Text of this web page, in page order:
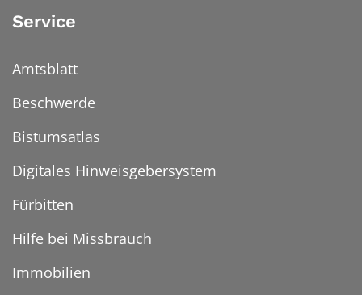
Service
Amtsblatt
Beschwerde
Bistumsatlas
Digitales Hinweisgebersystem
Fürbitten
Hilfe bei Missbrauch
Immobilien